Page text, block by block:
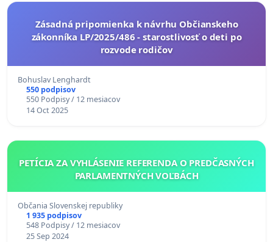
Zásadná pripomienka k návrhu Občianskeho
zákonníka LP/2025/486 - starostlivosť o deti po
rozvode rodičov
Bohuslav Lenghardt
550 podpisov
550 Podpisy / 12 mesiacov
14 Oct 2025
PETÍCIA ZA VYHLÁSENIE REFERENDA O PREDČASNÝCH
PARLAMENTNÝCH VOĽBÁCH
Občania Slovenskej republiky
1 935 podpisov
548 Podpisy / 12 mesiacov
25 Sep 2024